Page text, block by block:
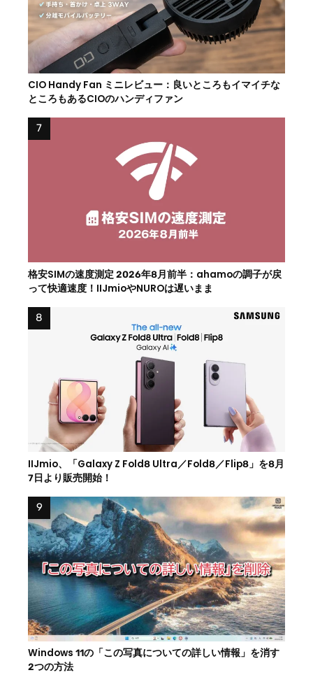
CIO Handy Fan ミニレビュー：良いところもイマイチな
ところもあるCIOのハンディファン
格安SIMの速度測定 2026年8月前半：ahamoの調子が戻
って快適速度！IIJmioやNUROは遅いまま
IIJmio、「Galaxy Z Fold8 Ultra／Fold8／Flip8」を8月
7日より販売開始！
Windows 11の「この写真についての詳しい情報」を消す
2つの方法